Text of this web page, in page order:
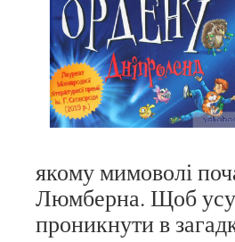
якому мимоволі
Люмберна. Щоб
проникнути в